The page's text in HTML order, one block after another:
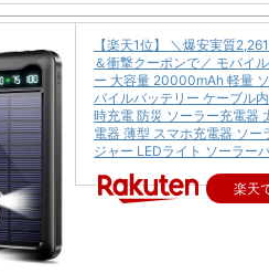
【楽天1位】 ＼爆安実質
＆衝撃クーポンで／ モバイ
ー 大容量 20000mAh 軽量
バイルバッテリー ケーブル
時充電 防災 ソーラー充電器
電器 薄型 スマホ充電器 ソー
ジャー LEDライト ソーラー
楽天